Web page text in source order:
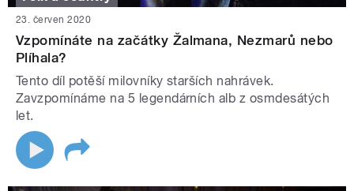
23. červen 2020
Vzpomínáte na začátky Žalmana, Nezmarů nebo
Plíhala?
Tento díl potěší milovníky starších nahrávek.
Zavzpomínáme na 5 legendárních alb z osmdesátých
let.